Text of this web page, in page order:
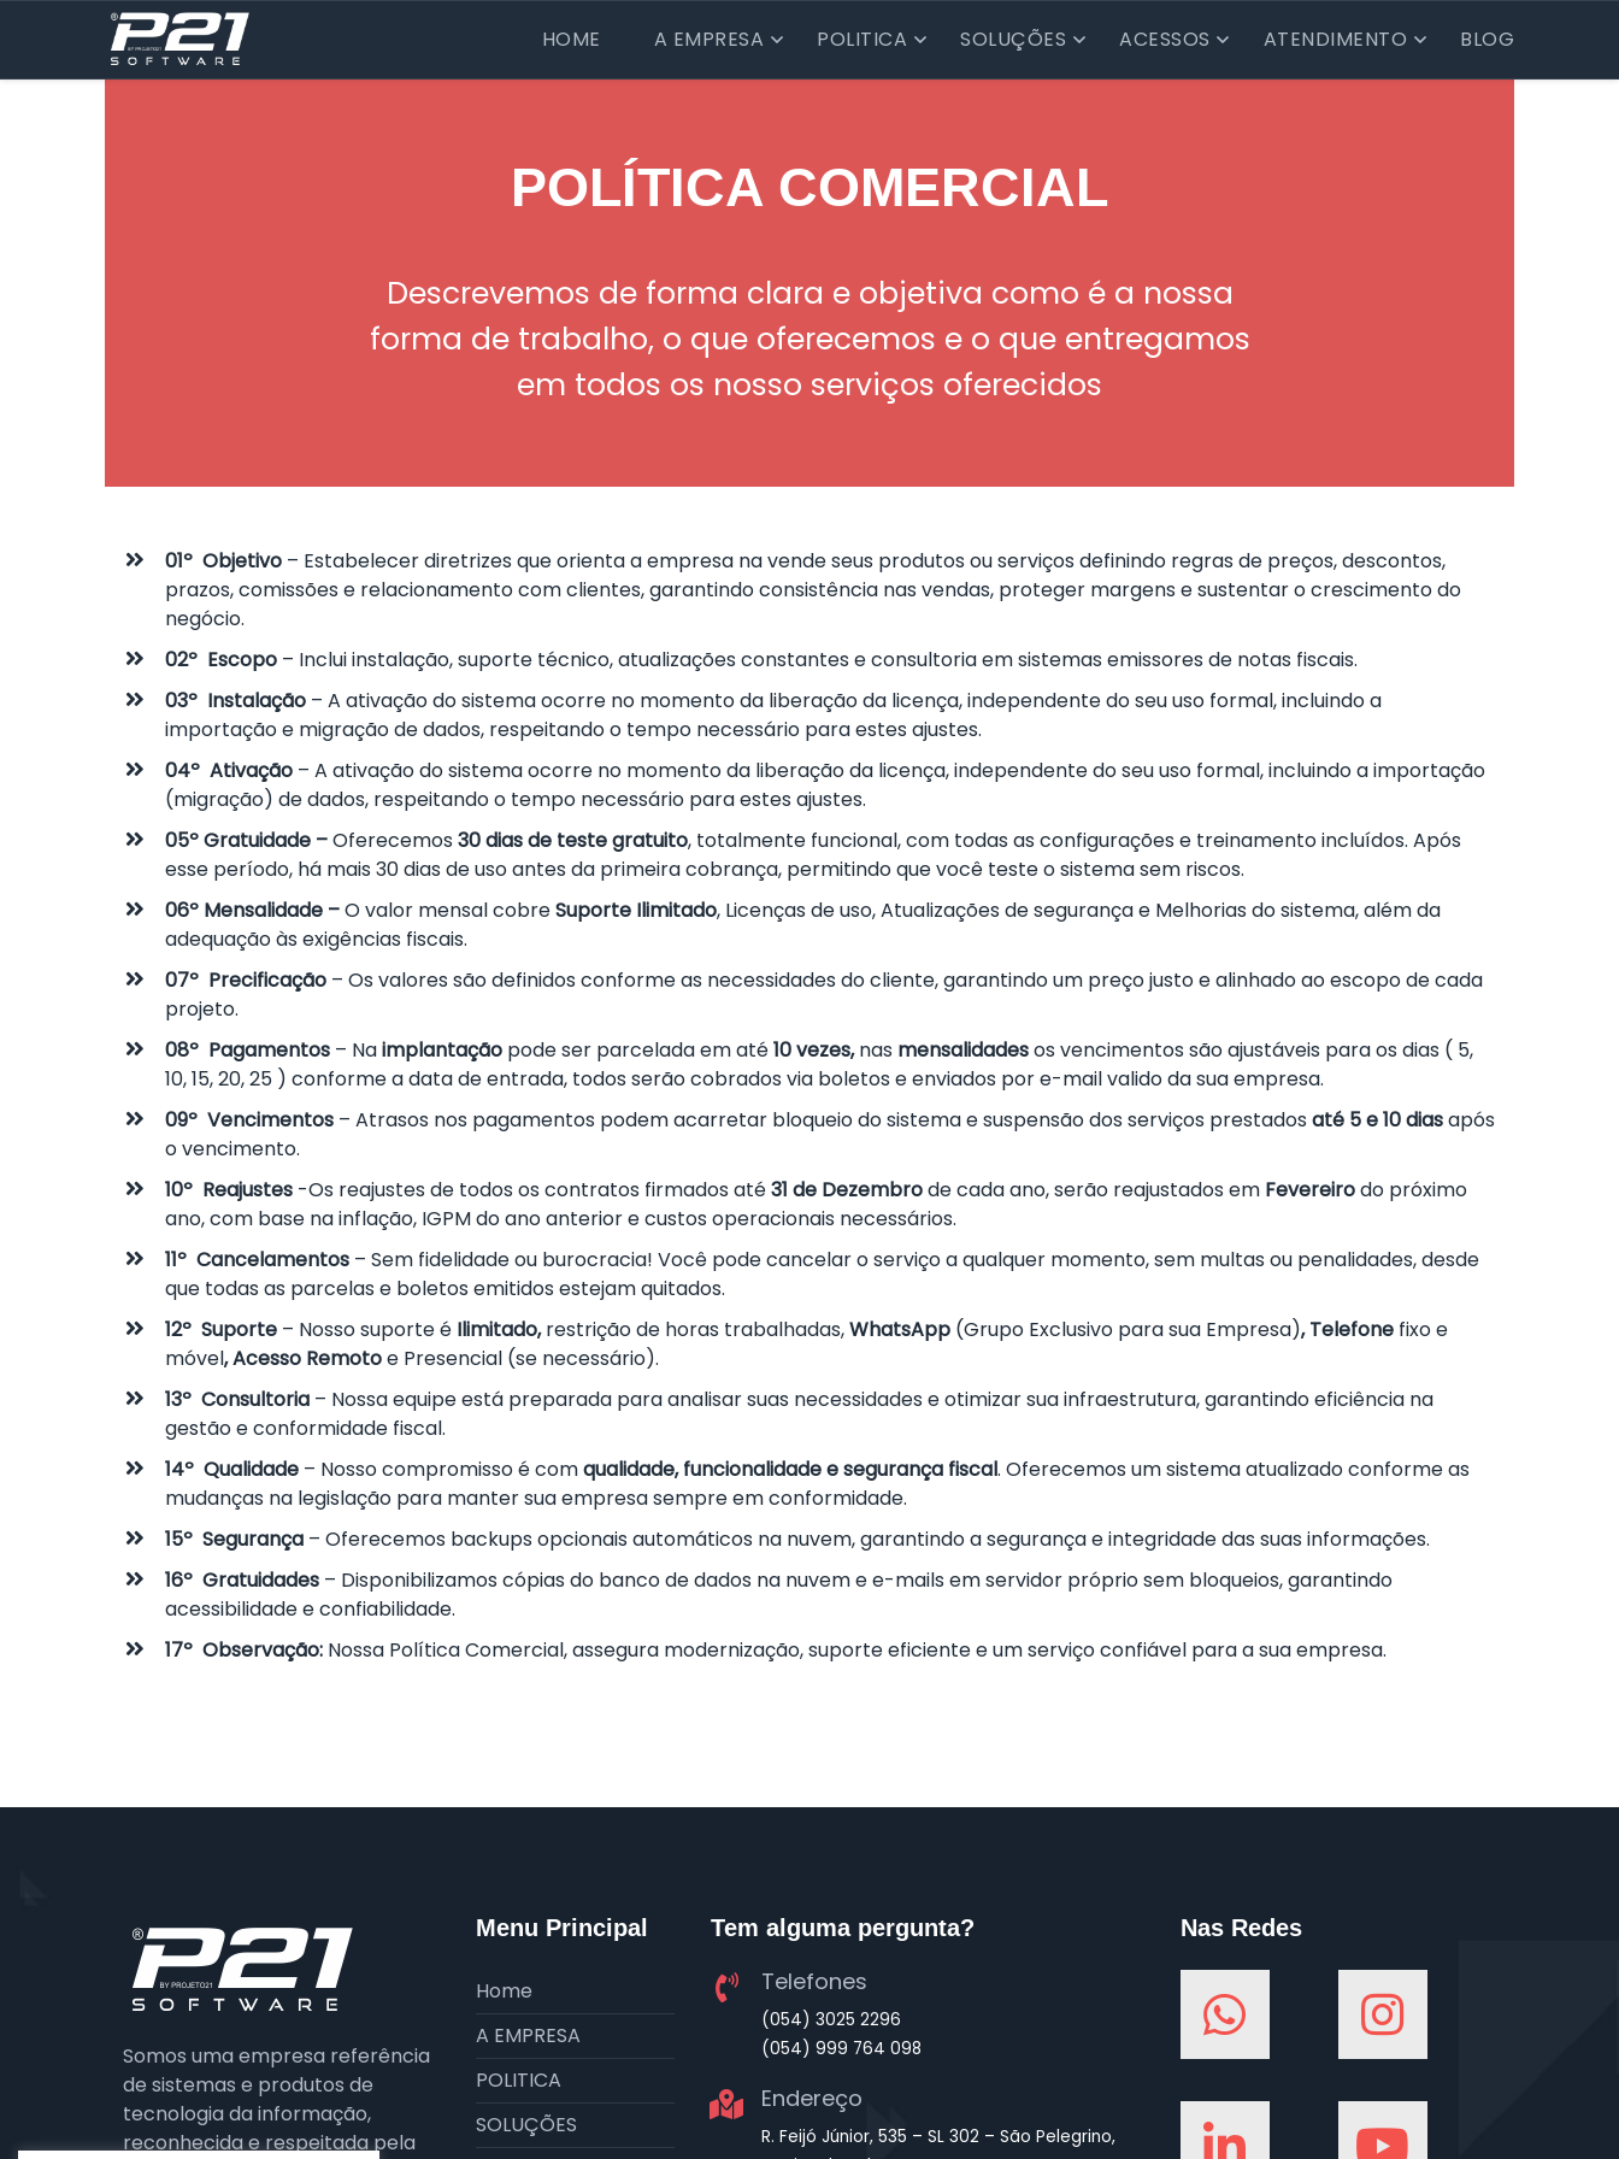
HOME A EMPRESA POLITICA SOLUÇÕES ACESSOS ATENDIMENTO BLOG
POLÍTICA COMERCIAL
Descrevemos de forma clara e objetiva como é a nossa
forma de trabalho, o que oferecemos e o que entregamos
em todos os nosso serviços oferecidos
01º Objetivo – Estabelecer diretrizes que orienta a empresa na vende seus produtos ou serviços definindo regras de preços, descontos,
prazos, comissões e relacionamento com clientes, garantindo consistência nas vendas, proteger margens e sustentar o crescimento do
negócio.
02º Escopo – Inclui instalação, suporte técnico, atualizações constantes e consultoria em sistemas emissores de notas fiscais.
03º Instalação – A ativação do sistema ocorre no momento da liberação da licença, independente do seu uso formal, incluindo a
importação e migração de dados, respeitando o tempo necessário para estes ajustes.
04º Ativação – A ativação do sistema ocorre no momento da liberação da licença, independente do seu uso formal, incluindo a importação
(migração) de dados, respeitando o tempo necessário para estes ajustes.
05º Gratuidade –Oferecemos 30 dias de teste gratuito, totalmente funcional, com todas as configurações e treinamento incluídos. Após
esse período, há mais 30 dias de uso antes da primeira cobrança, permitindo que você teste o sistema sem riscos.
06º Mensalidade –O valor mensal cobreSuporte Ilimitado, Licenças de uso, Atualizações de segurança e Melhorias do sistema, além da
adequação às exigências fiscais.
07º Precificação – Os valores são definidos conforme as necessidades do cliente, garantindo um preço justo e alinhado ao escopo de cada
projeto.
08º Pagamentos – Naimplantação pode ser parcelada em até10 vezes,nas mensalidadesos vencimentos são ajustáveis para os dias ( 5,
10, 15, 20, 25 ) conforme a data de entrada, todos serão cobrados via boletos e enviados por e-mail valido da sua empresa.
09º Vencimentos – Atrasos nos pagamentos podem acarretar bloqueio do sistema e suspensão dos serviços prestados até 5 e 10 diasapós
o vencimento.
10º Reajustes -Os reajustes de todos os contratos firmados até31 de Dezembrode cada ano, serão reajustados em Fevereirodo próximo
ano, com base na inflação, IGPM do ano anterior e custos operacionais necessários.
11º Cancelamentos – Sem fidelidade ou burocracia! Você pode cancelar o serviço a qualquer momento, sem multas ou penalidades, desde
que todas as parcelas e boletos emitidos estejam quitados.
12º Suporte – Nosso suporte é Ilimitado,restrição de horas trabalhadas,WhatsApp (Grupo Exclusivo para sua Empresa), Telefone fixo e
móvel, Acesso Remotoe Presencial (se necessário).
13º Consultoria – Nossa equipe está preparada para analisar suas necessidades e otimizar sua infraestrutura, garantindo eficiência na
gestão e conformidade fiscal.
14º Qualidade – Nosso compromisso é comqualidade, funcionalidade e segurança fiscal. Oferecemos um sistema atualizado conforme as
mudanças na legislação para manter sua empresa sempre em conformidade.
15º Segurança – Oferecemos backups opcionais automáticos na nuvem, garantindo a segurança e integridade das suas informações.
16º Gratuidades – Disponibilizamos cópias do banco de dados na nuvem e e-mails em servidor próprio sem bloqueios, garantindo
acessibilidade e confiabilidade.
17º Observação: Nossa Política Comercial, assegura modernização, suporte eficiente e um serviço confiável para a sua empresa.
Somos uma empresa referência
de sistemas e produtos de
tecnologia da informação,
reconhecida e respeitada pela
Menu Principal
Home
A EMPRESA
POLITICA
SOLUÇÕES
Tem alguma pergunta?
Telefones
(054) 3025 2296
(054) 999 764 098
Endereço
R. Feijó Júnior, 535 – SL 302 – São Pelegrino,
Nas Redes